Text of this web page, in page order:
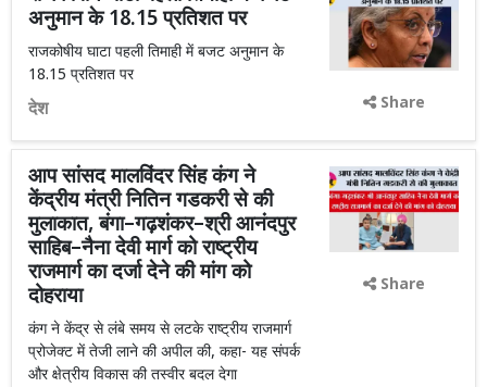
अनुमान के 18.15 प्रतिशत पर
राजकोषीय घाटा पहली तिमाही में बजट अनुमान के
18.15 प्रतिशत पर
देश Share
आप सांसद मालविंदर सिंह कंग ने
केंद्रीय मंत्री नितिन गडकरी से की
मुलाकात, बंगा–गढ़शंकर–श्री आनंदपुर
साहिब–नैना देवी मार्ग को राष्ट्रीय
राजमार्ग का दर्जा देने की मांग को
दोहराया
कंग ने केंद्र से लंबे समय से लटके राष्ट्रीय राजमार्ग
प्रोजेक्ट में तेजी लाने की अपील की, कहा- यह संपर्क
और क्षेत्रीय विकास की तस्वीर बदल देगा
Share